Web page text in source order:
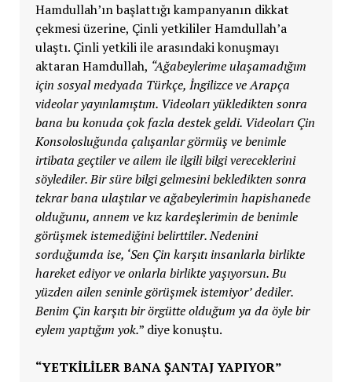
Hamdullah’ın başlattığı kampanyanın dikkat
çekmesi üzerine, Çinli yetkililer Hamdullah’a
ulaştı. Çinli yetkili ile arasındaki konuşmayı
aktaran Hamdullah, “Ağabeylerime ulaşamadığım
için sosyal medyada Türkçe, İngilizce ve Arapça
videolar yayınlamıştım. Videoları yükledikten sonra
bana bu konuda çok fazla destek geldi. Videoları Çin
Konsolosluğunda çalışanlar görmüş ve benimle
irtibata geçtiler ve ailem ile ilgili bilgi vereceklerini
söylediler. Bir süre bilgi gelmesini bekledikten sonra
tekrar bana ulaştılar ve ağabeylerimin hapishanede
olduğunu, annem ve kız kardeşlerimin de benimle
görüşmek istemediğini belirttiler. Nedenini
sorduğumda ise, ‘Sen Çin karşıtı insanlarla birlikte
hareket ediyor ve onlarla birlikte yaşıyorsun. Bu
yüzden ailen seninle görüşmek istemiyor’ dediler.
Benim Çin karşıtı bir örgütte olduğum ya da öyle bir
eylem yaptığım yok.” diye konuştu.
“YETKİLİLER BANA ŞANTAJ YAPIYOR”